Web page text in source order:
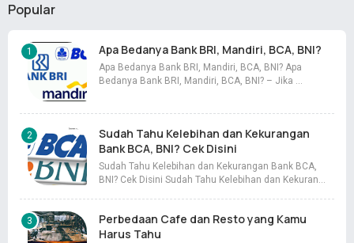
Popular
Apa Bedanya Bank BRI, Mandiri, BCA, BNI?
Apa Bedanya Bank BRI, Mandiri, BCA, BNI? Apa
Bedanya Bank BRI, Mandiri, BCA, BNI? – Jika …
Sudah Tahu Kelebihan dan Kekurangan
Bank BCA, BNI? Cek Disini
Sudah Tahu Kelebihan dan Kekurangan Bank BCA,
BNI? Cek Disini Sudah Tahu Kelebihan dan Kekuran…
Perbedaan Cafe dan Resto yang Kamu
Harus Tahu